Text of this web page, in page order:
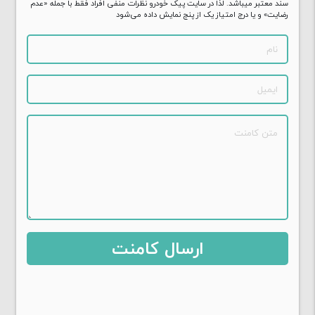
سند معتبر میباشد. لذا در سایت پیک خودرو نظرات منفی افراد فقط با جمله «عدم
رضایت» و یا درج امتیاز یک از پنج نمایش داده می‌شود